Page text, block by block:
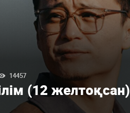
14457
(12 желтоқсан)